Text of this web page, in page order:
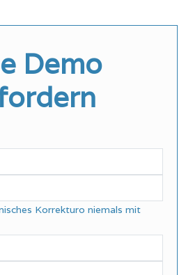
Demo
Korrekturo niemals mit